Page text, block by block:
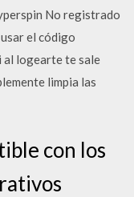
No registrado
el código
al logearte te sale
limpia las
con los